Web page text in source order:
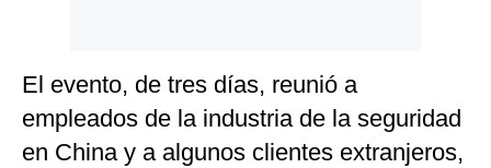
El evento, de tres días, reunió a
empleados de la industria de la seguridad
en China y a algunos clientes extranjeros,